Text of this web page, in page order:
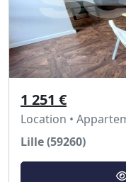
1 251 €
Location •
Lille (59260)